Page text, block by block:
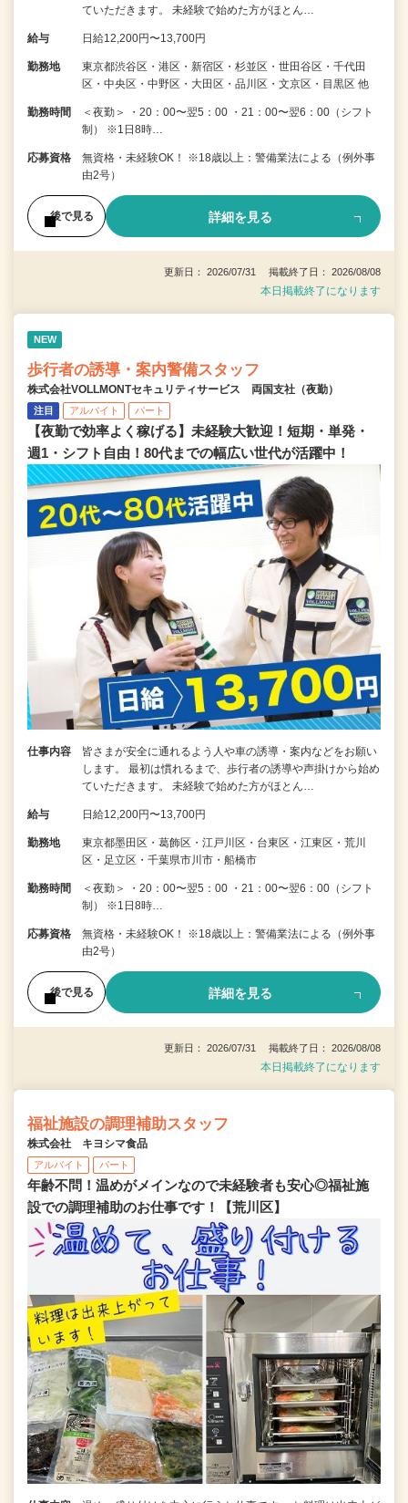
ていただきます。 未経験で始めた方がほとん…
給与 日給12,200円〜13,700円
勤務地
東京都渋谷区・港区・新宿区・杉並区・世田谷区・千代田
区・中央区・中野区・大田区・品川区・文京区・目黒区 他
勤務時間
＜夜勤＞ ・20：00〜翌5：00 ・21：00〜翌6：00（シフト
制） ※1日8時…
応募資格
無資格・未経験OK！ ※18歳以上：警備業法による（例外事
由2号）
後で見る 詳細を見る
更新日： 2026/07/31 掲載終了日： 2026/08/08
本日掲載終了になります
NEW
歩行者の誘導・案内警備スタッフ
株式会社VOLLMONTセキュリティサービス 両国支社（夜勤）
注目 アルバイト パート
【夜勤で効率よく稼げる】未経験大歓迎！短期・単発・
週1・シフト自由！80代までの幅広い世代が活躍中！
仕事内容
皆さまが安全に通れるよう人や車の誘導・案内などをお願い
します。 最初は慣れるまで、歩行者の誘導や声掛けから始め
ていただきます。 未経験で始めた方がほとん…
給与 日給12,200円〜13,700円
勤務地
東京都墨田区・葛飾区・江戸川区・台東区・江東区・荒川
区・足立区・千葉県市川市・船橋市
勤務時間
＜夜勤＞ ・20：00〜翌5：00 ・21：00〜翌6：00（シフト
制） ※1日8時…
応募資格
無資格・未経験OK！ ※18歳以上：警備業法による（例外事
由2号）
後で見る 詳細を見る
更新日： 2026/07/31 掲載終了日： 2026/08/08
本日掲載終了になります
福祉施設の調理補助スタッフ
株式会社 キヨシマ食品
アルバイト パート
年齢不問！温めがメインなので未経験者も安心◎福祉施
設での調理補助のお仕事です！【荒川区】